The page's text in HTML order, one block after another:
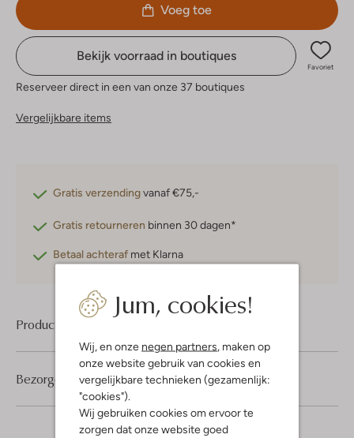
Jum, cookies!
Wij, en onze negen partners, maken op
onze website gebruik van cookies en
vergelijkbare technieken (gezamenlijk:
"cookies").
Wij gebruiken cookies om ervoor te
zorgen dat onze website goed
Voeg toe
Bekijk voorraad in boutiques
Favoriet
Reserveer direct in een van onze 37 boutiques
Vergelijkbare items
Gratis verzendingvanaf €75,-
Gratis retourneren binnen 30 dagen*
Betaal achteraf met Klarna
Product informatie
Bezorgen & retourneren